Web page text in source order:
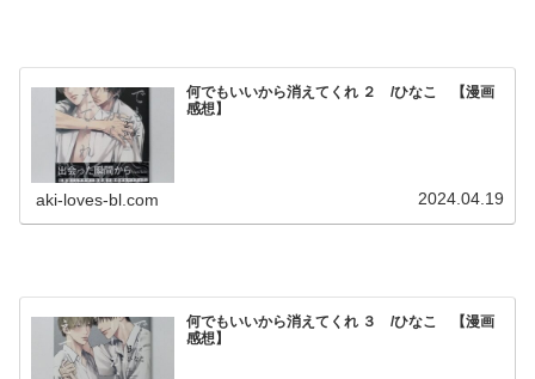
何でもいいから消えてくれ ２ /ひなこ 【漫画
感想】
aki-loves-bl.com 2024.04.19
何でもいいから消えてくれ ３ /ひなこ 【漫画
感想】